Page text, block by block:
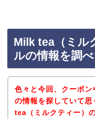
Milk tea（ミル
ルの情報を調
色々と今回、クーポ
の情報を探していて
tea（ミルクティー）